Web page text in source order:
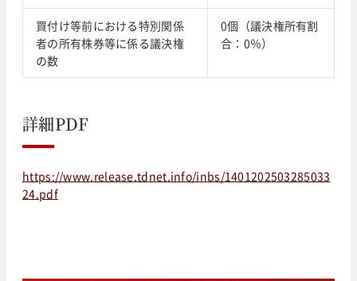
買付け等前における特別関係
者の所有株券等に係る議決権
の数
0個（議決権所有割
合：0％）
詳細PDF
https://www.release.tdnet.info/inbs/1401202503285033
24.pdf